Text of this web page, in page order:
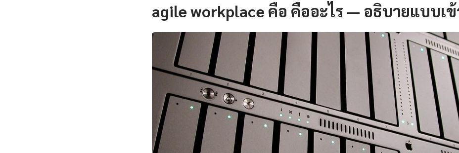
agile workplace คือ คืออะไร — อธิบายแบบเข้